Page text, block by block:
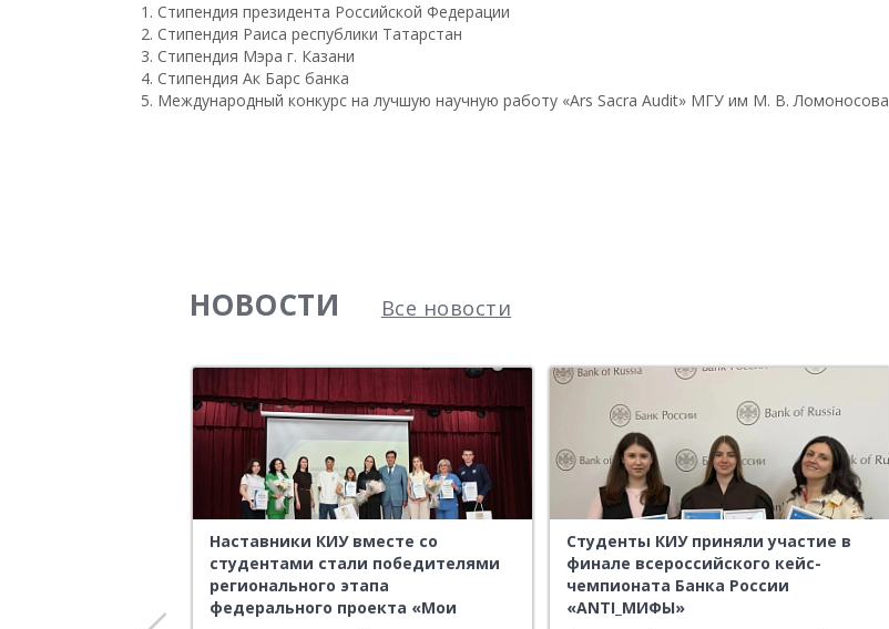
Стипендия президента Российской Федерации
Стипендия Раиса республики Татарстан
Стипендия Мэра г. Казани
Стипендия Ак Барс банка
Международный конкурс на лучшую научную работу «Ars Sacra Audit» МГУ им М. В. Ломоносова
НОВОСТИ Все новости
Наставники КИУ вместе со
студентами стали победителями
регионального этапа
федерального проекта «Мои
Студенты КИУ приняли участие в
финале всероссийского кейс-
чемпионата Банка России
«ANTI_МИФЫ»